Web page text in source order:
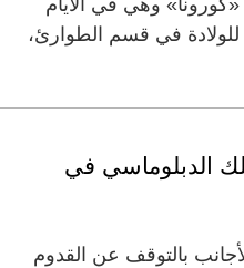
وهي في الأيام
في قسم الطوارئ،
الدبلوماسي في
بالتوقف عن القدوم